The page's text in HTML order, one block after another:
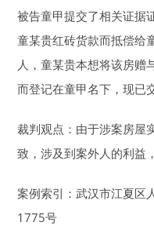
被告童甲提交了相关证据
童某贵红砖货款而抵偿给
人，童某贵本想将该房赠
而登记在童甲名下，现已
裁判观点：由于涉案房屋
致，涉及到案外人的利益
案例索引：武汉市江夏区
1775号